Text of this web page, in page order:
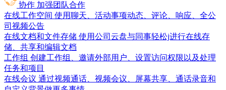
协作 加强团队合作
在线工作空间 使用聊天、活动事项动态、评论、响应、全公
司视频公告
在线文档和文件存储 使用公司云盘与同事轻松j进行在线存
储、共享和编辑文档
工作组 创建工作组、邀请外部用户、设置访问权限以及处理
任务和项目
在线会议 通过视频通话、视频会议、屏幕共享、通话录音和